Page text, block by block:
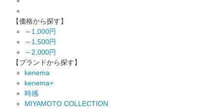
【価格から探す】
～1,000円
～1,500円
～2,000円
【ブランドから探す】
kenema
kenema+
時感
MIYAMOTO COLLECTION